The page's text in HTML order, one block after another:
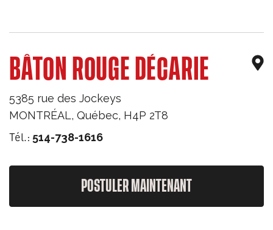
BÂTON ROUGE DÉCARIE
5385 rue des Jockeys
MONTRÉAL, Québec, H4P 2T8
Tél.: 514-738-1616
POSTULER MAINTENANT